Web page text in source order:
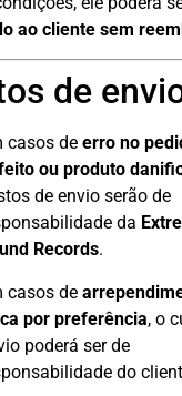
ao cliente sem
de
casos de erro no
ou produto
de envio serão de
da
Records.
casos de
por preferência, o
poderá ser de
do